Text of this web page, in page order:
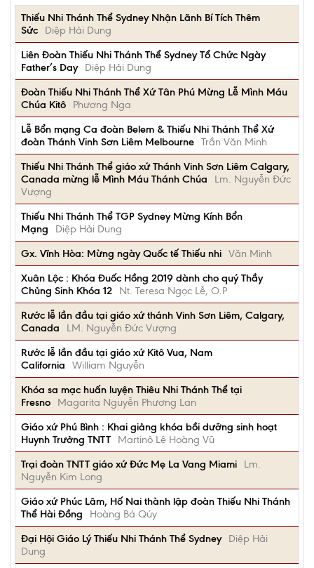
Thiếu Nhi Thánh Thể Sydney Nhận Lãnh Bí Tích Thêm
Sức
Diệp Hải Dung
Liên Đoàn Thiếu Nhi Thánh Thể Sydney Tổ Chức Ngày
Father’s Day
Diệp Hải Dung
Đoàn Thiếu Nhi Thánh Thể Xứ Tân Phú Mừng Lễ Mình Máu
Chúa Kitô
Phương Nga
Lễ Bổn mạng Ca đoàn Belem & Thiếu Nhi Thánh Thể Xứ
đoàn Thánh Vinh Sơn Liêm Melbourne Trần Văn Minh
Thiếu Nhi Thánh Thể giáo xứ Thánh Vinh Sơn Liêm Calgary,
Canada mừng lễ Mình Máu Thánh Chúa
Lm. Nguyễn Đức
Vượng
Thiếu Nhi Thánh Thể TGP Sydney Mừng Kính Bổn
Mạng
Diệp Hải Dung
Gx. Vĩnh Hòa: Mừng ngày Quốc tế Thiếu nhi Văn Minh
Xuân Lộc : Khóa Đuốc Hồng 2019 dành cho quý Thầy
Chủng Sinh Khóa 12
Nt. Teresa Ngọc Lễ, O.P
Rước lễ lần đầu tại giáo xứ thánh Vinh Sơn Liêm, Calgary,
Canada
LM. Nguyễn Đức Vượng
Rước lễ lần đầu tại giáo xứ Kitô Vua, Nam
California
William Nguyễn
Khóa sa mạc huấn luyện Thiêu Nhi Thánh Thể tại
Fresno
Magarita Nguyễn Phương Lan
Giáo xứ Phú Bình : Khai giảng khóa bồi dưỡng sinh hoạt
Huynh Trưởng TNTT
Martinô Lê Hoàng Vũ
Trại đoàn TNTT giáo xứ Đức Mẹ La Vang Miami
Lm.
Nguyễn Kim Long
Giáo xứ Phúc Lâm, Hố Nai thành lập đoàn Thiếu Nhi Thánh
Thể Hài Đồng
Hoàng Bá Qúy
Đại Hội Giáo Lý Thiếu Nhi Thánh Thể Sydney
Diệp Hải
Dung